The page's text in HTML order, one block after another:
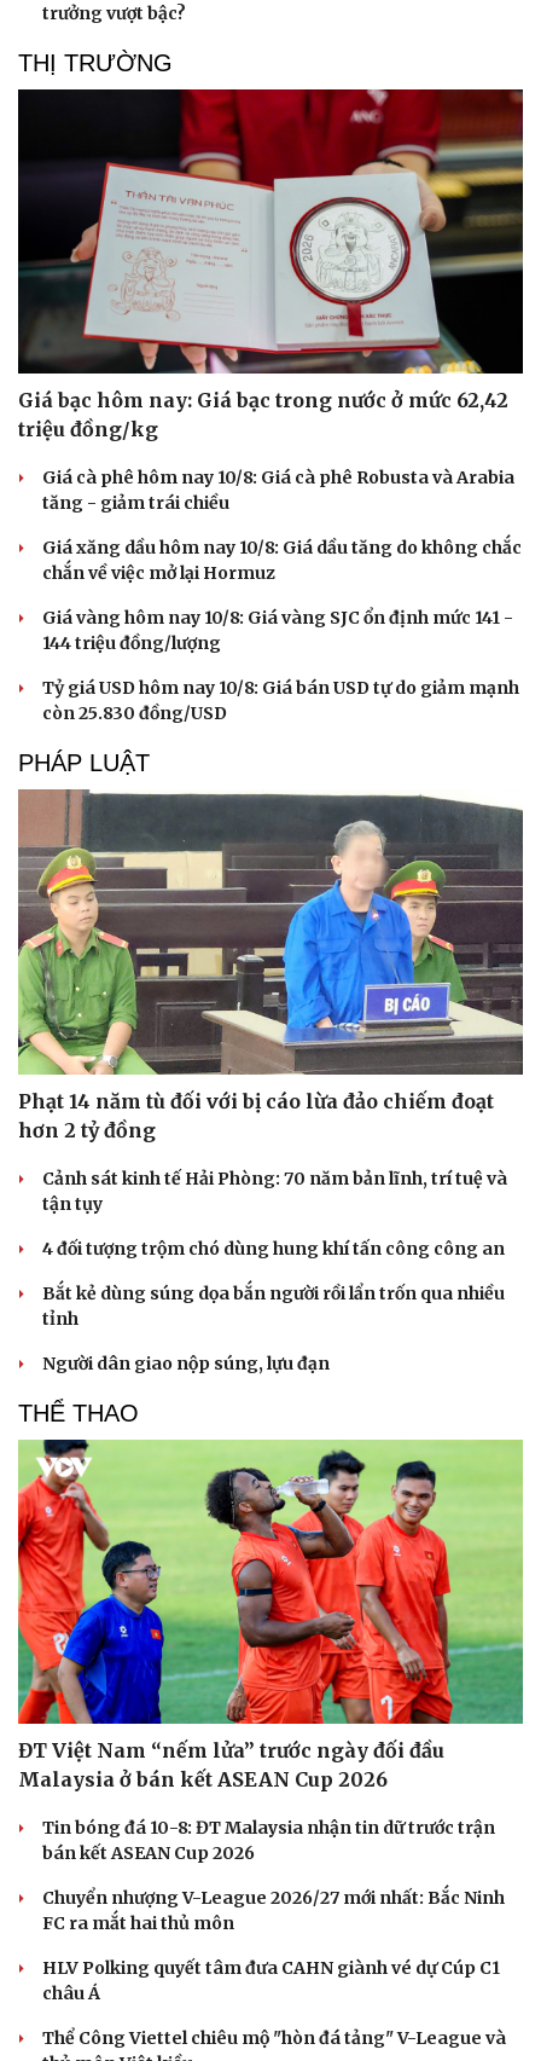
Văn hóa
Sân khấu - Điện ảnh
Âm nhạc
Di sản
Nghệ sĩ
trưởng vượt bậc?
THỊ TRƯỜNG
Giá bạc hôm nay: Giá bạc trong nước ở mức 62,42
triệu đồng/kg
Giá cà phê hôm nay 10/8: Giá cà phê Robusta và Arabia
tăng - giảm trái chiều
Giá xăng dầu hôm nay 10/8: Giá dầu tăng do không chắc
chắn về việc mở lại Hormuz
Giá vàng hôm nay 10/8: Giá vàng SJC ổn định mức 141 -
144 triệu đồng/lượng
Tỷ giá USD hôm nay 10/8: Giá bán USD tự do giảm mạnh
còn 25.830 đồng/USD
PHÁP LUẬT
Phạt 14 năm tù đối với bị cáo lừa đảo chiếm đoạt
hơn 2 tỷ đồng
Cảnh sát kinh tế Hải Phòng: 70 năm bản lĩnh, trí tuệ và
tận tụy
4 đối tượng trộm chó dùng hung khí tấn công công an
Bắt kẻ dùng súng dọa bắn người rồi lẩn trốn qua nhiều
tỉnh
Người dân giao nộp súng, lựu đạn
THỂ THAO
ĐT Việt Nam “nếm lửa” trước ngày đối đầu
Malaysia ở bán kết ASEAN Cup 2026
Tin bóng đá 10-8: ĐT Malaysia nhận tin dữ trước trận
bán kết ASEAN Cup 2026
Chuyển nhượng V-League 2026/27 mới nhất: Bắc Ninh
FC ra mắt hai thủ môn
HLV Polking quyết tâm đưa CAHN giành vé dự Cúp C1
châu Á
Thể Công Viettel chiêu mộ "hòn đá tảng" V-League và